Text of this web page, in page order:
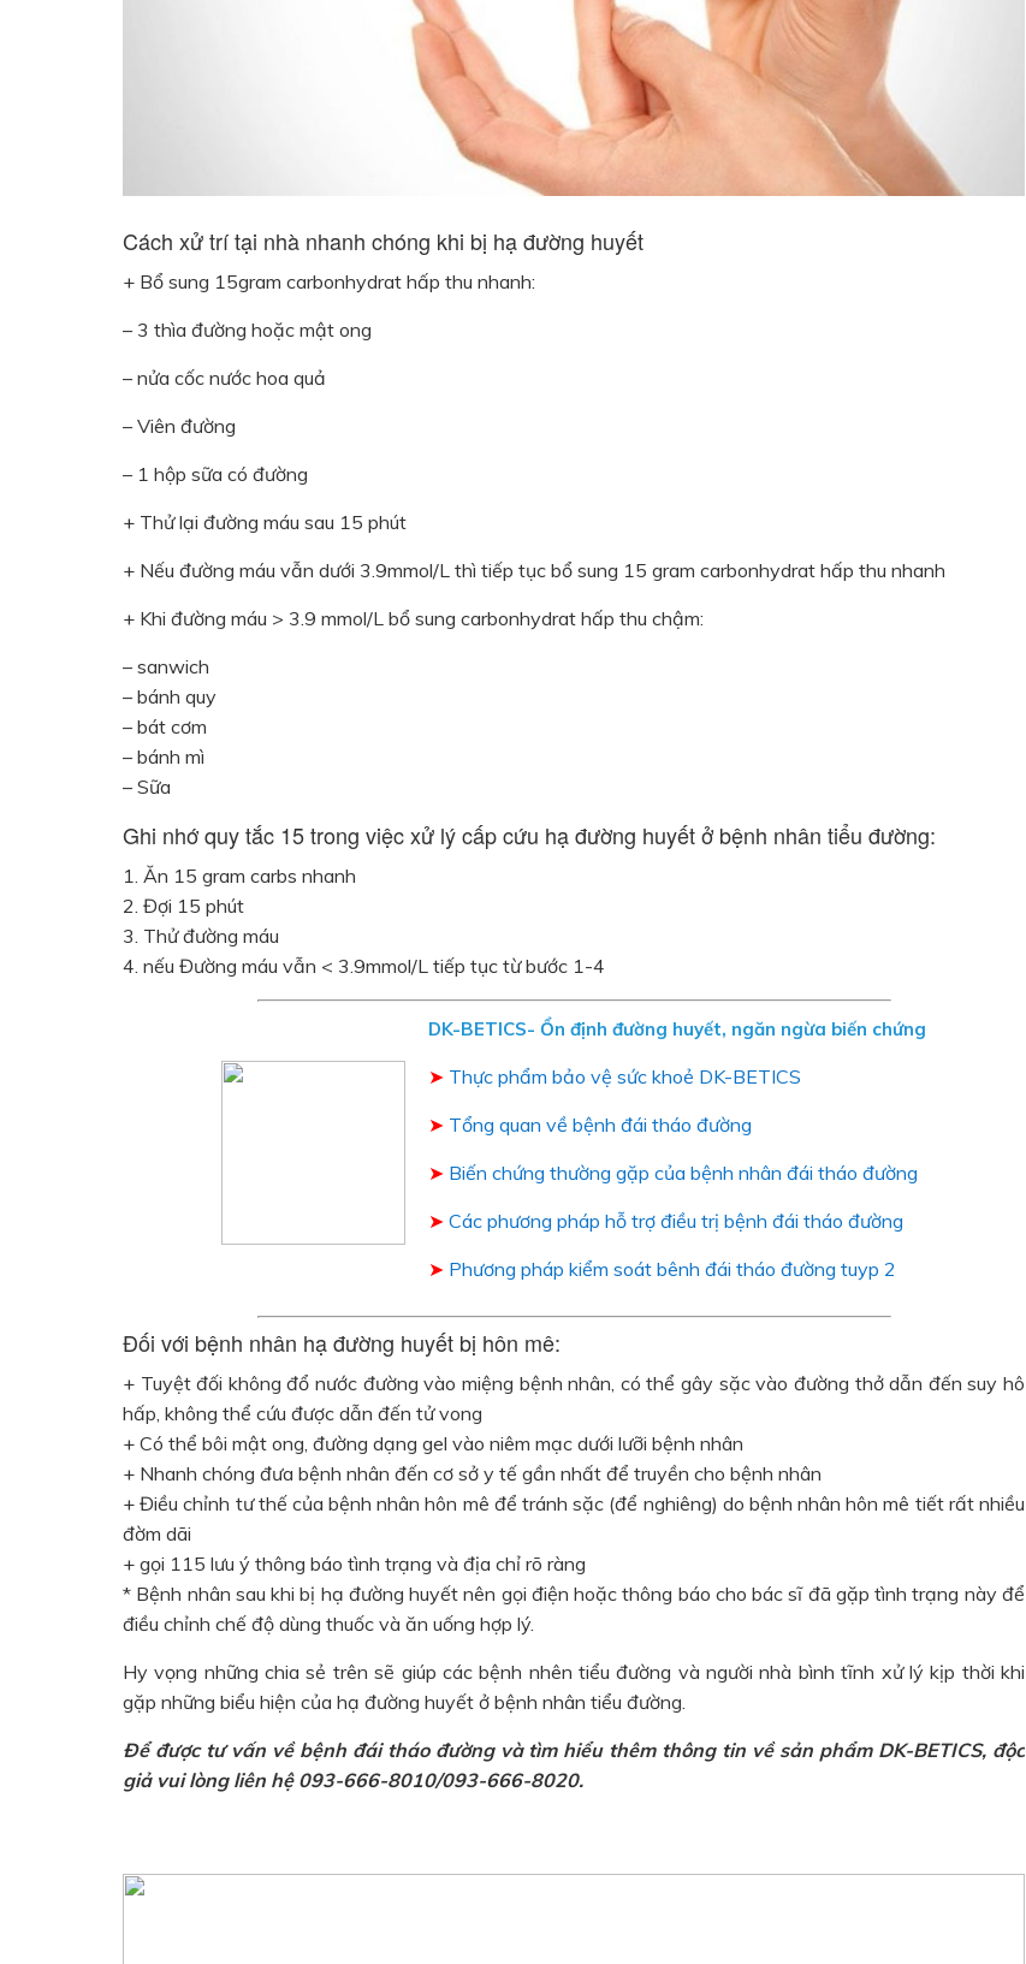
Cách xử trí tại nhà nhanh chóng khi bị hạ đường huyết
+ Bổ sung 15gram carbonhydrat hấp thu nhanh:
– 3 thìa đường hoặc mật ong
– nửa cốc nước hoa quả
– Viên đường
– 1 hộp sữa có đường
+ Thử lại đường máu sau 15 phút
+ Nếu đường máu vẫn dưới 3.9mmol/L thì tiếp tục bổ sung 15 gram carbonhydrat hấp thu nhanh
+ Khi đường máu > 3.9 mmol/L bổ sung carbonhydrat hấp thu chậm:
– sanwich
– bánh quy
– bát cơm
– bánh mì
– Sữa
Ghi nhớ quy tắc 15 trong việc xử lý cấp cứu hạ đường huyết ở bệnh nhân tiểu đường:
1. Ăn 15 gram carbs nhanh
2. Đợi 15 phút
3. Thử đường máu
4. nếu Đường máu vẫn < 3.9mmol/L tiếp tục từ bước 1-4
DK-BETICS- Ổn định đường huyết, ngăn ngừa biến chứng
➤ Thực phẩm bảo vệ sức khoẻ DK-BETICS
➤ Tổng quan về bệnh đái tháo đường
➤ Biến chứng thường gặp của bệnh nhân đái tháo đường
➤ Các phương pháp hỗ trợ điều trị bệnh đái tháo đường
➤ Phương pháp kiểm soát bênh đái tháo đường tuyp 2
Đối với bệnh nhân hạ đường huyết bị hôn mê:
+ Tuyệt đối không đổ nước đường vào miệng bệnh nhân, có thể gây sặc vào đường thở dẫn đến suy hô
hấp, không thể cứu được dẫn đến tử vong
+ Có thể bôi mật ong, đường dạng gel vào niêm mạc dưới lưỡi bệnh nhân
+ Nhanh chóng đưa bệnh nhân đến cơ sở y tế gần nhất để truyền cho bệnh nhân
+ Điều chỉnh tư thế của bệnh nhân hôn mê để tránh sặc (để nghiêng) do bệnh nhân hôn mê tiết rất nhiều
đờm dãi
+ gọi 115 lưu ý thông báo tình trạng và địa chỉ rõ ràng
* Bệnh nhân sau khi bị hạ đường huyết nên gọi điện hoặc thông báo cho bác sĩ đã gặp tình trạng này để
điều chỉnh chế độ dùng thuốc và ăn uống hợp lý.
Hy vọng những chia sẻ trên sẽ giúp các bệnh nhên tiểu đường và người nhà bình tĩnh xử lý kịp thời khi
gặp những biểu hiện của hạ đường huyết ở bệnh nhân tiểu đường.
Để được tư vấn về bệnh đái tháo đường và tìm hiểu thêm thông tin về sản phẩm DK-BETICS, độc
giả vui lòng liên hệ 093-666-8010/093-666-8020.